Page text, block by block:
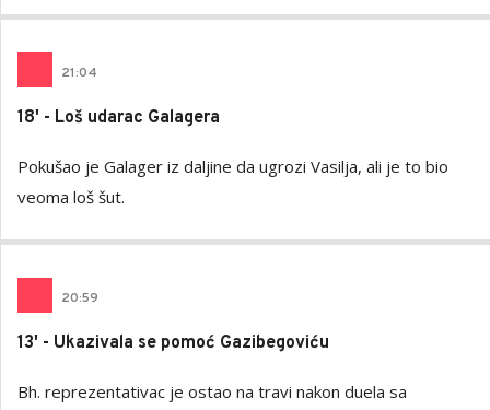
21:04
18' - Loš udarac Galagera
Pokušao je Galager iz daljine da ugrozi Vasilja, ali je to bio
veoma loš šut.
20:59
13' - Ukazivala se pomoć Gazibegoviću
Bh. reprezentativac je ostao na travi nakon duela sa